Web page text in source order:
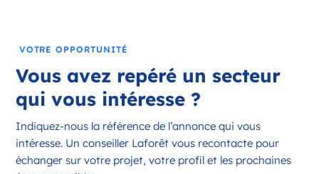
Candidater
Opportunité d’ouverture à Ambazac
VOTRE OPPORTUNITÉ
Vous avez repéré un secteur
qui vous intéresse ?
Indiquez-nous la référence de l’annonce qui vous
intéresse. Un conseiller Laforêt vous recontacte pour
échanger sur votre projet, votre profil et les prochaines